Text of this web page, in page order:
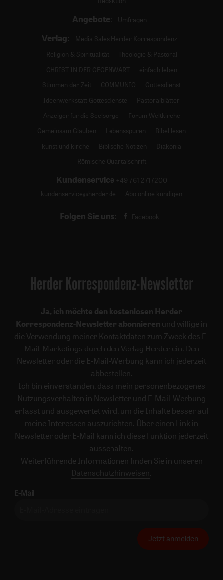
Angebote: Umfragen
Verlag:
Media Sales Herder Korrespondenz
Religion & Spiritualität
Theologie & Pastoral
CHRIST IN DER GEGENWART
einfach leben
Stimmen der Zeit
COMMUNIO
Gottesdienst
Ideenwerkstatt Gottesdienste
Pastoralblätter
Anzeiger für die Seelsorge
Forum Weltkirche
Gemeinsam Glauben
Lebensspuren
Bibel lesen
kunst und kirche
Biblische Notizen
Diakonia
Römische Quartalschrift
Kundenservice +49 761 2717200
kundenservice@herder.de
Abo online kündigen
Folgen Sie uns: Facebook
Herder Korrespondenz-Newsletter
Ja, ich möchte den kostenlosen Herder
Korrespondenz-Newsletter abonnieren und willige in
die Verwendung meiner Kontaktdaten zum Zweck des E-
Mail-Marketings durch den Verlag Herder ein. Den
Newsletter oder die E-Mail-Werbung kann ich jederzeit
abbestellen.
Ich bin einverstanden, dass mein personenbezogenes
Nutzungsverhalten in Newsletter und E-Mail-Werbung
erfasst und ausgewertet wird, um die Inhalte besser auf
meine Interessen auszurichten. Über einen Link in
Newsletter oder E-Mail kann ich diese Funktion jederzeit
ausschalten.
Weiterführende Informationen finden Sie in unseren
Datenschutzhinweisen .
E-Mail
Jetzt anmelden